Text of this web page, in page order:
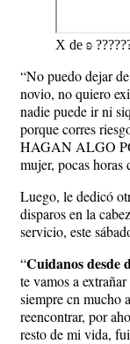
X de ʚ
“No puedo dejar
novio, no quiero
nadie puede ir ni
porque corres
HAGAN ALGO
mujer, pocas horas
Luego, le dedicó
disparos en la
servicio, este
“Cuidanos desde
te vamos a
siempre cn mucho
reencontrar, por
resto de mi vida,